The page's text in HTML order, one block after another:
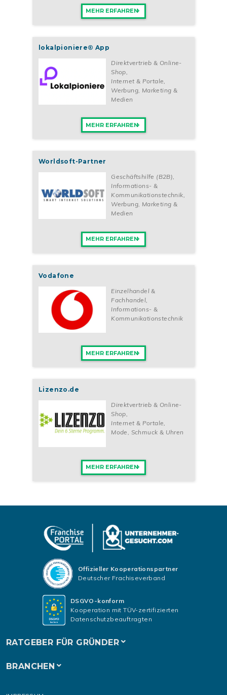
MEHR ERFAHREN
lokalpioniere® App
Direktvertrieb & Online-
Shop
Internet & Portale
Werbung, Marketing &
Medien
MEHR ERFAHREN
Worldsoft-Partner
Geschäftshilfe (B2B),
Informations- &
Kommunikationstechnik,
Werbung, Marketing &
Medien
MEHR ERFAHREN
Vodafone
Einzelhandel &
Fachhandel
Informations- &
Kommunikationstechnik
MEHR ERFAHREN
Lizenzo.de
Direktvertrieb & Online-
Shop,
Internet & Portale,
Mode, Schmuck & Uhren
MEHR ERFAHREN
Offizieller Kooperationspartner
Deutscher Frachiseverband
DSGVO-konform
Kooperation mit TÜV-zertifizierten
Datenschutzbeauftragten
RATGEBER FÜR GRÜNDER
BRANCHEN